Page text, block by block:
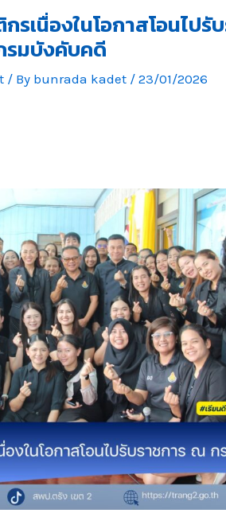
เนื่องในโอกาสโอนไปรั
รมบังคับคดี
/ By bunrada kadet / 23/01/2026